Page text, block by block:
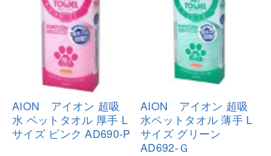
AION アイオン 超吸
水 ペットタオル 厚手 L
サイズ ピンク AD690-P
AION アイオン 超吸
水ペットタオル薄手 L
サイズ グリーン
AD692-Ｇ